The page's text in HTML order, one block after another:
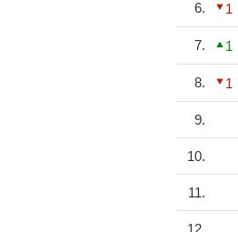
6. 1
7. 1
8. 1
9.
10.
11.